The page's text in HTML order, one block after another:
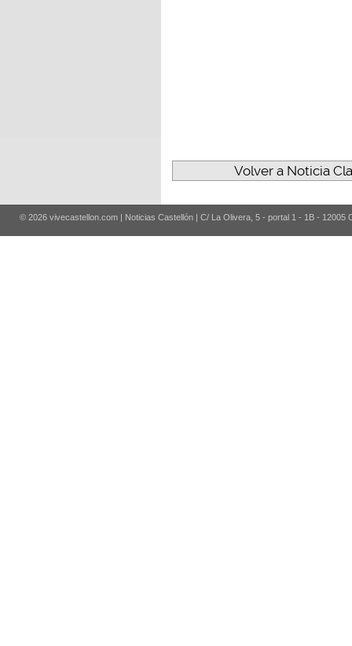
Volver a Noticia
© 2026 vivecastellon.com | Noticias Castellón | C/ La Olivera, 5 - portal 1 - 1B - 12005